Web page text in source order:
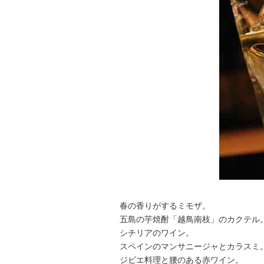
春の香りがするミモザ。
五島の芋焼酎「越鳥南枝」のカクテル
シチリアのワイン。
スペインのマンサニージャとカラスミ
ジビエ料理と腰のある赤ワイン。